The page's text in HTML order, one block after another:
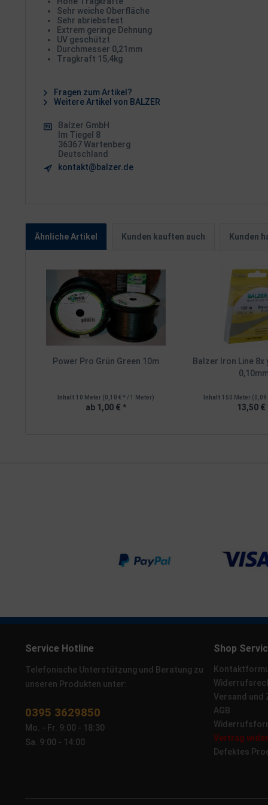
Sehr weiche Oberfläche
Sehr abriebsfest
Extrem geringe Dehnung
UV geschützt
Durchmesser 0,21mm
Tragkraft 15,4kg
Fragen zum Artikel?
Weitere Artikel von BALZER
Balzer GmbH
Im Tiegel 8
36367 Wartenberg
Deutschland
kontakt@balzer.de
Ähnliche Artikel Kunden kauften auch Kunden
Power Pro Grün Green 10m
Inhalt 10 Meter (0,10 € * / 1 Meter)
ab 1,00 € *
Balzer Iron Line 8x
Inhalt150 Meter (0,09
13,50 €
Service Hotline
Telefonische Unterstützung und Beratung zu
unseren Produkten unter:
0395 3629850
Mo. - Fr. 9:00 - 18:30
Sa. 9:00 - 14:00
Shop
Versand und
AGB
Vertrag
Defektes